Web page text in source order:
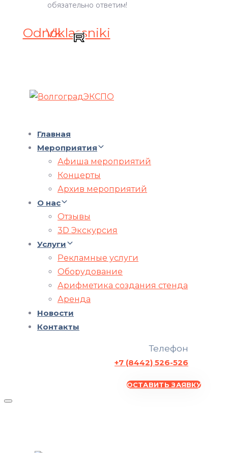
обязательно ответим!
Vk
Odnoklassniki
Главная
Мероприятия
Афиша мероприятий
Концерты
Архив мероприятий
О нас
Отзывы
3D Экскурсия
Услуги
Рекламные услуги
Оборудование
Арифметика создания стенда
Аренда
Новости
Контакты
Телефон
+7 (8442) 526-526
ОСТАВИТЬ ЗАЯВКУ